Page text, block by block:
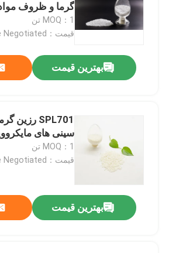
محصولات
درباره ما
تور کارخانه
گرما و ظروف
MOQ：1 تن
قیمت：To Be Negotiated
بهترین قیمت
سینی های
MOQ：1 تن
قیمت：To Be Negotiated
بهترین قیمت